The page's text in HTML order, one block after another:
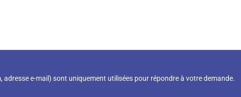
e-mail) sont uniquement utilisées pour répondre à votre demande.